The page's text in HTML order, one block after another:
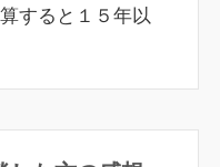
すると１５年以